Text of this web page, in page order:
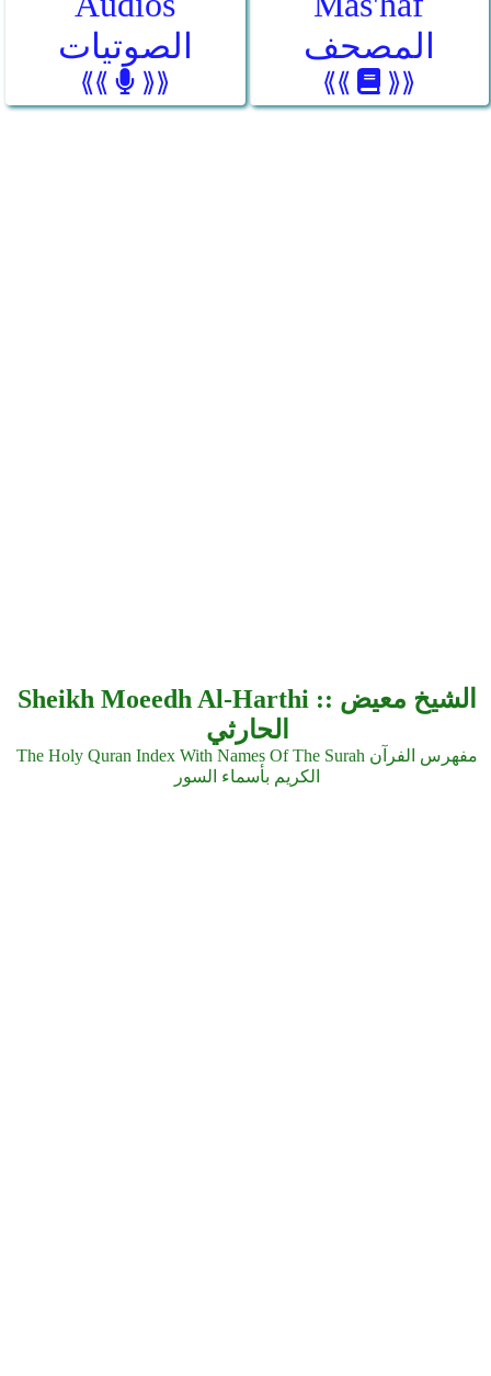
الصوتيات
⟪⟪ ⟫⟫
المصحف
⟪⟪ ⟫⟫
Sheikh Moeedh Al-Harthi :: الشيخ معيض
الحارثي
The Holy Quran Index With Names Of The Surah مفهرس الفرآن
الكريم بأسماء السور